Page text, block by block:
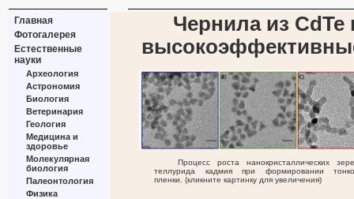
Главная
Фотогалерея
Естественные
науки
Археология
Астрономия
Биология
Ветеринария
Геология
Медицина и
здоровье
Молекулярная
биология
Палеонтология
Физика
Чернила из CdTe
Процесс роста нанокристаллических
теллурида кадмия при формировании
пленки. (кликните картинку для увеличения)